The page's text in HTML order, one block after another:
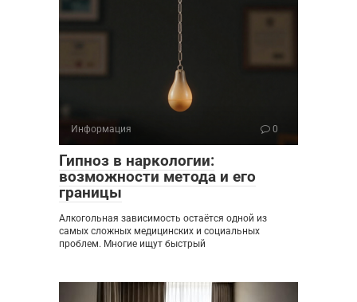
Информация 0
Гипноз в наркологии:
возможности метода и его
границы
Алкогольная зависимость остаётся одной из
самых сложных медицинских и социальных
проблем. Многие ищут быстрый